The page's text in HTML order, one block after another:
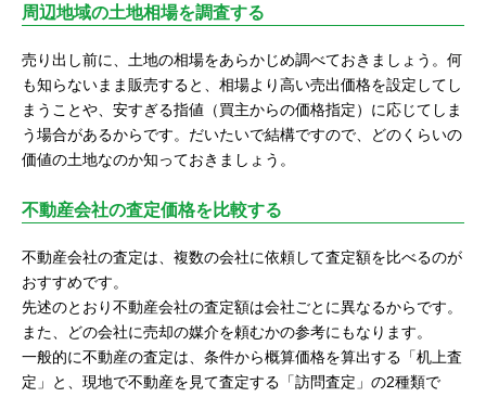
周辺地域の土地相場を調査する
売り出し前に、土地の相場をあらかじめ調べておきましょう。何
も知らないまま販売すると、相場より高い売出価格を設定してし
まうことや、安すぎる指値（買主からの価格指定）に応じてしま
う場合があるからです。だいたいで結構ですので、どのくらいの
価値の土地なのか知っておきましょう。
不動産会社の査定価格を比較する
不動産会社の査定は、複数の会社に依頼して査定額を比べるのが
おすすめです。
先述のとおり不動産会社の査定額は会社ごとに異なるからです。
また、どの会社に売却の媒介を頼むかの参考にもなります。
一般的に不動産の査定は、条件から概算価格を算出する「机上査
定」と、現地で不動産を見て査定する「訪問査定」の2種類で